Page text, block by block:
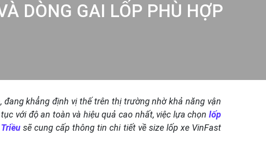
DÒNG GAI LỐP PHÙ HỢP
khẳng định vị thế trên thị trường nhờ khả năng vận
với độ an toàn và hiệu quả cao nhất, việc lựa chọn lốp
sẽ cung cấp thông tin chi tiết về size lốp xe VinFast